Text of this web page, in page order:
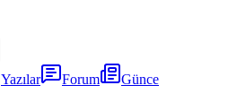
Yazılar Forum
Günce